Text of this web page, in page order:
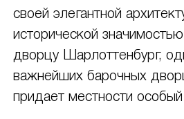
своей элегантной
исторической
дворцу Шарлоттенбург,
важнейших барочных
придает местности